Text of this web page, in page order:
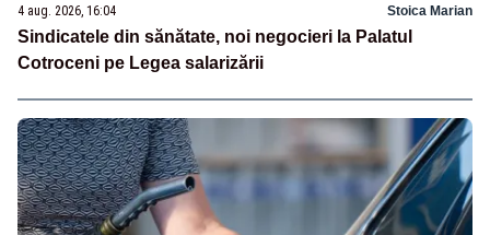
4 aug. 2026, 16:04 Stoica Marian
Sindicatele din sănătate, noi negocieri la Palatul
Cotroceni pe Legea salarizării